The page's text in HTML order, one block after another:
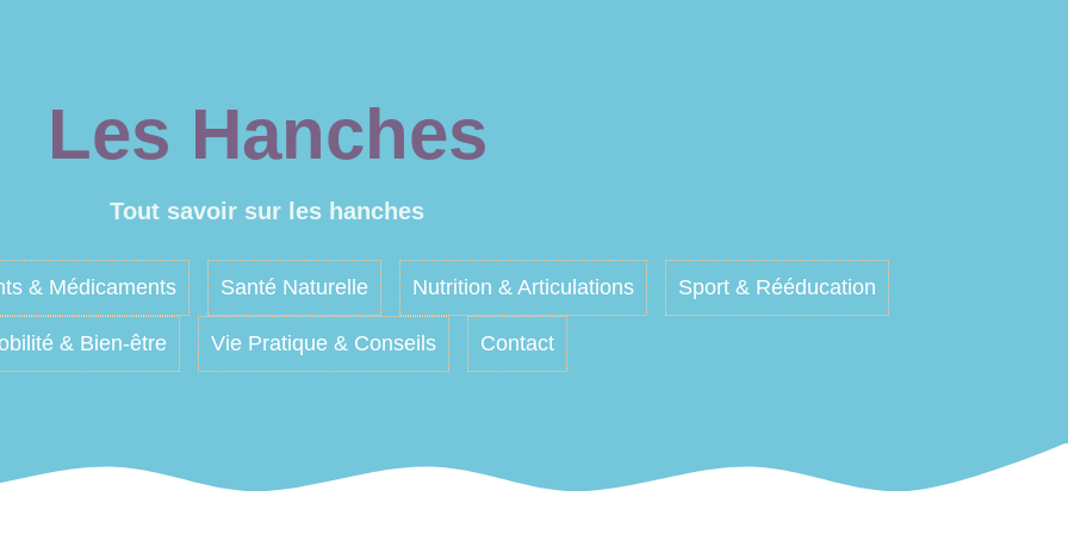
Les Hanches
Tout savoir sur les hanches
& Médicaments Santé Naturelle Nutrition & Articulations Sport & Rééducation
& Bien-être Vie Pratique & Conseils Contact